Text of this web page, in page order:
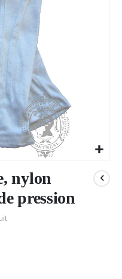
nylon
pression